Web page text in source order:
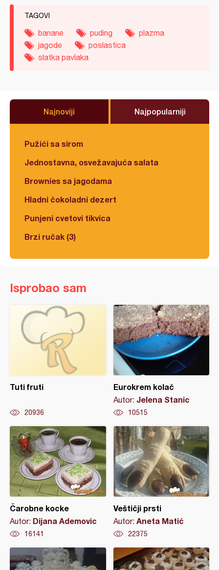
TAGOVI
banane puding
plazma
jagode
poslastica
slatka pavlaka
Najnoviji Najpopularniji
Pužići sa sirom
Jednostavna, osvežavajuća salata
Brownies sa jagodama
Hladni čokoladni dezert
Punjeni cvetovi tikvica
Brzi ručak (3)
Isprobao sam
Tuti fruti
20936
Eurokrem kolač
Autor: Jelena Stanic
10515
Čarobne kocke
Autor: Dijana Ademovic
16141
Veštičji prsti
Autor: Aneta Matić
22375